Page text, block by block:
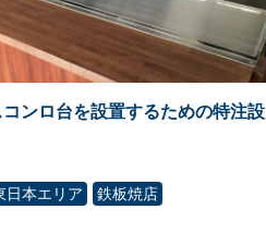
ンロ台を設置するための特注設
日本エリア 鉄板焼店